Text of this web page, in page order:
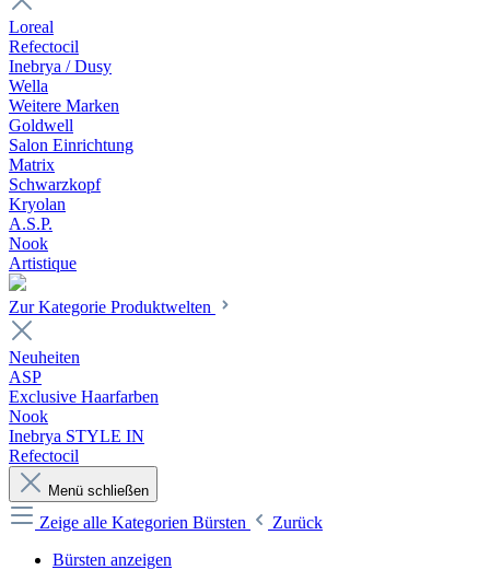
Loreal
Refectocil
Inebrya / Dusy
Wella
Weitere Marken
Goldwell
Salon Einrichtung
Matrix
Schwarzkopf
Kryolan
A.S.P.
Nook
Artistique
Zur Kategorie Produktwelten
Neuheiten
ASP
Exclusive Haarfarben
Nook
Inebrya STYLE IN
Refectocil
Menü schließen
Zeige alle Kategorien Bürsten
Zurück
Bürsten anzeigen